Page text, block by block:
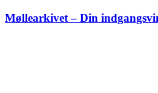
Skip
Møllearkivet – Din